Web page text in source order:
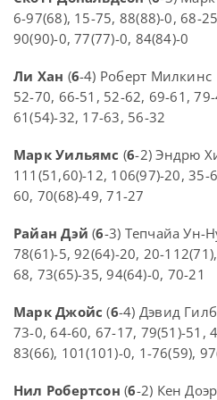
6-97(68), 15-75, 88(88)-0, 68-
90(90)-0, 77(77)-0, 84(84)-0
Ли Хан (6-4) Роберт Милкинс
52-70, 66-51, 52-62, 69-61,
61(54)-32, 17-63, 56-32
Марк Уильямс (6-2) Эндрю
111(51,60)-12, 106(97)-20, 35-
60, 70(68)-49, 71-27
Райан Дэй (6-3) Тепчайа Ун-
78(61)-5, 92(64)-20, 20-
68, 73(65)-35, 94(64)-0, 70-21
Марк Джойс (6-4) Дэвид
73-0, 64-60, 67-17, 79(51)-51,
83(66), 101(101)-0, 1-76(59),
Нил Робертсон (6-2) Кен